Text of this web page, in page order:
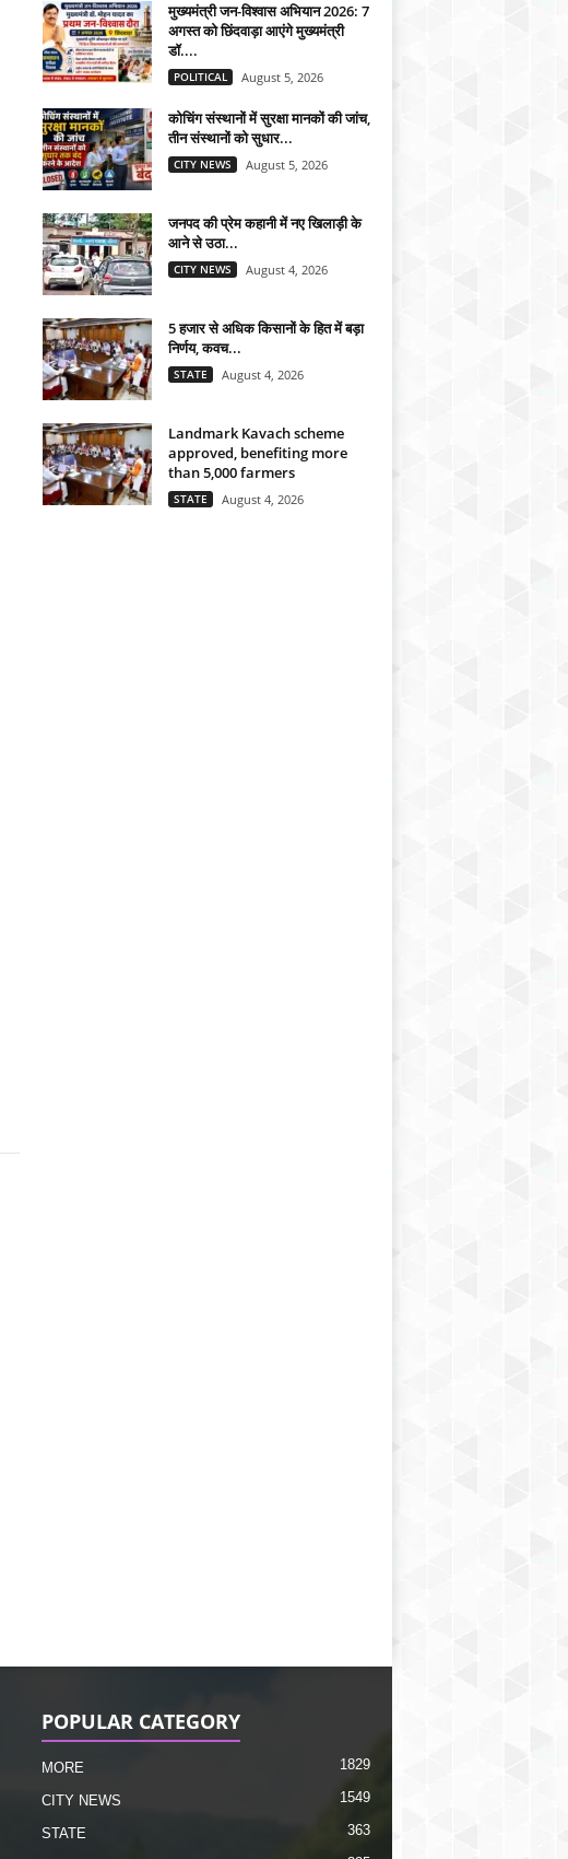
मुख्यमंत्री जन-विश्वास अभियान 2026: 7
अगस्त को छिंदवाड़ा आएंगे मुख्यमंत्री
डॉ....
POLITICAL August 5, 2026
कोचिंग संस्थानों में सुरक्षा मानकों की जांच,
तीन संस्थानों को सुधार...
CITY NEWS August 5, 2026
जनपद की प्रेम कहानी में नए खिलाड़ी के
आने से उठा...
CITY NEWS August 4, 2026
5 हजार से अधिक किसानों के हित में बड़ा
निर्णय, कवच...
STATE August 4, 2026
Landmark Kavach scheme
approved, benefiting more
than 5,000 farmers
STATE August 4, 2026
POPULAR CATEGORY
MORE 1829
CITY NEWS 1549
STATE 363